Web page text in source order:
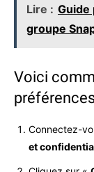
Lire : Guide
groupe
Voici
Connectez-
et